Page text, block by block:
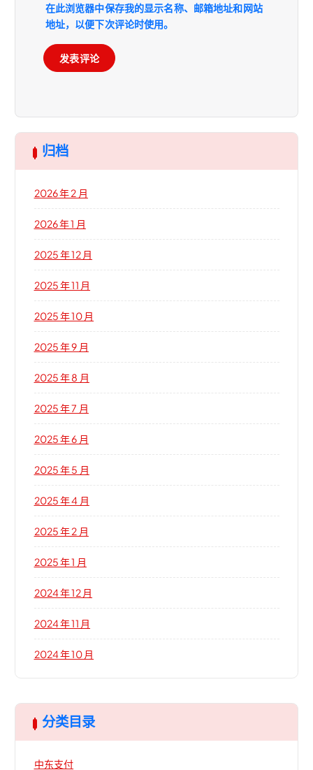
在此浏览器中保存我的显示名称、邮箱地址和网站
地址，以便下次评论时使用。
归档
2026 年 2 月
2026 年 1 月
2025 年 12 月
2025 年 11 月
2025 年 10 月
2025 年 9 月
2025 年 8 月
2025 年 7 月
2025 年 6 月
2025 年 5 月
2025 年 4 月
2025 年 2 月
2025 年 1 月
2024 年 12 月
2024 年 11 月
2024 年 10 月
分类目录
中东支付